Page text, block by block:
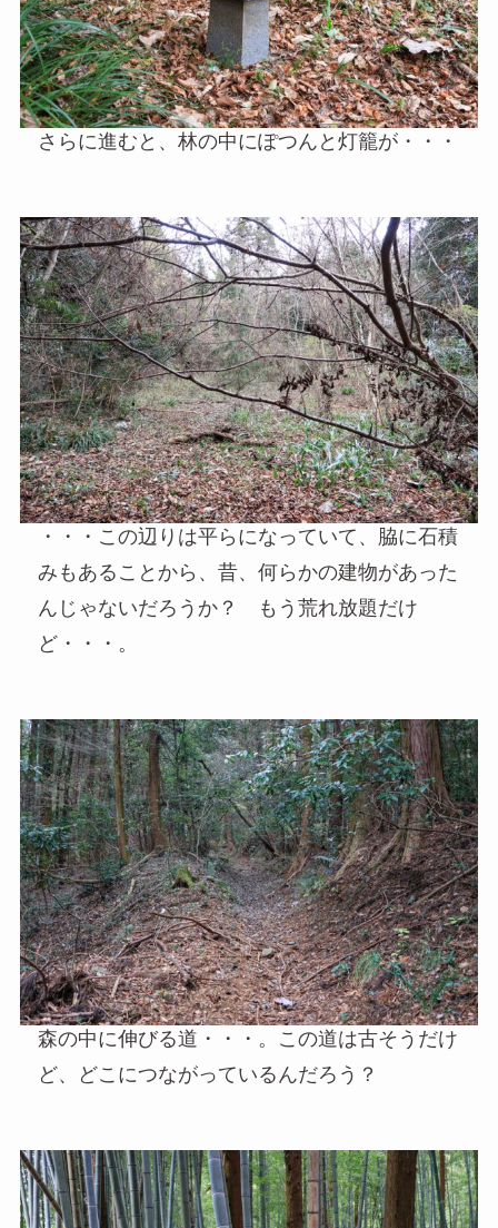
さらに進むと、林の中にぽつんと灯籠が・・・
・・・この辺りは平らになっていて、脇に石積
みもあることから、昔、何らかの建物があった
んじゃないだろうか？ もう荒れ放題だけ
ど・・・。
森の中に伸びる道・・・。この道は古そうだけ
ど、どこにつながっているんだろう？